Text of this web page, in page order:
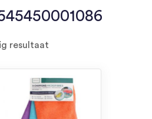
resultaat